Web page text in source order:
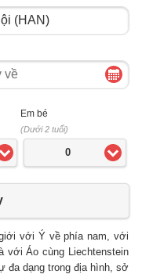
Em bé
(Dưới 2 tuổi)
0
với Ý về phía nam, với
với Áo cùng Liechtenstein
đa dạng trong địa hình, sở